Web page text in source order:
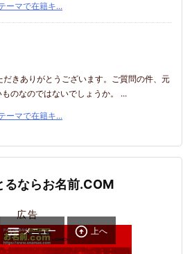
ーマで在籍キ...
だきありがとうございます。ご質問の件、元
のなのではないでしょうか。 ...
ーマで在籍キ...
るならお名前.COM
広告
 メニュー  上へ